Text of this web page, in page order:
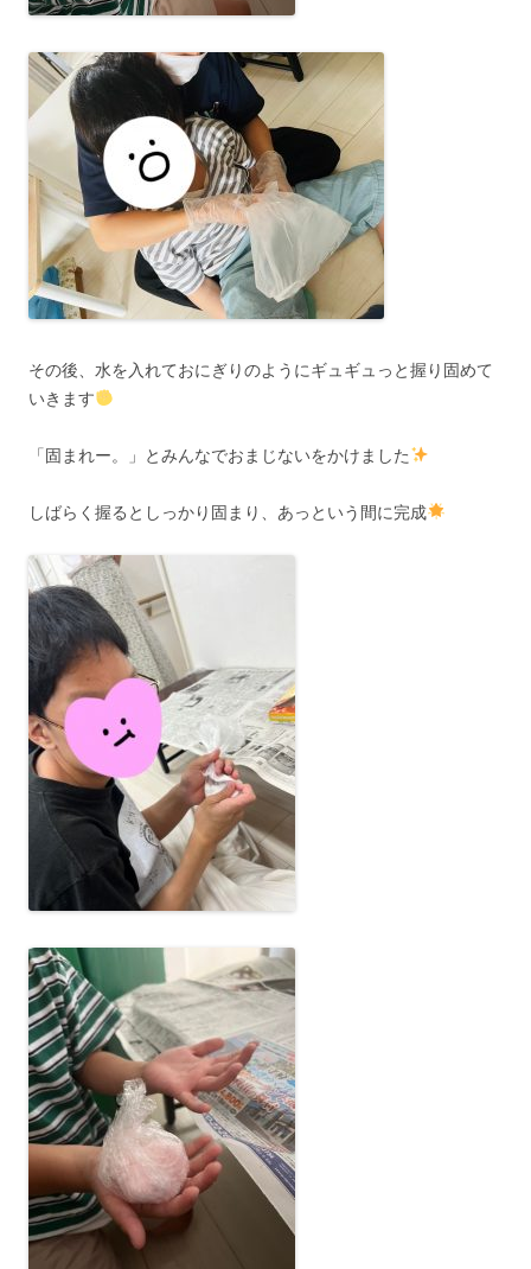
その後、水を入れておにぎりのようにギュギュっと握り固めて
いきます
「固まれー。」とみんなでおまじないをかけました
しばらく握るとしっかり固まり、あっという間に完成